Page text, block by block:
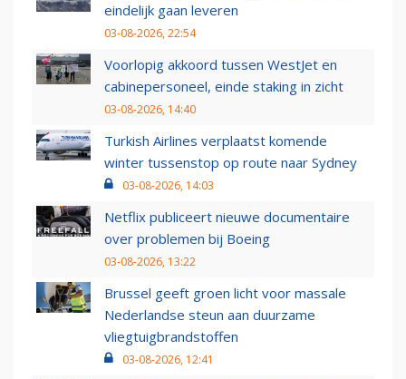
eindelijk gaan leveren
03-08-2026, 22:54
Voorlopig akkoord tussen WestJet en
cabinepersoneel, einde staking in zicht
03-08-2026, 14:40
Turkish Airlines verplaatst komende
winter tussenstop op route naar Sydney
03-08-2026, 14:03
Netflix publiceert nieuwe documentaire
over problemen bij Boeing
03-08-2026, 13:22
Brussel geeft groen licht voor massale
Nederlandse steun aan duurzame
vliegtuigbrandstoffen
03-08-2026, 12:41